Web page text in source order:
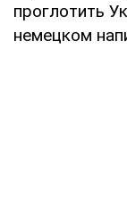
проглотить
немецком